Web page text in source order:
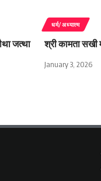
जत्था
धर्म/अध्यात्म
श्री कामता सखी
January 3, 2026